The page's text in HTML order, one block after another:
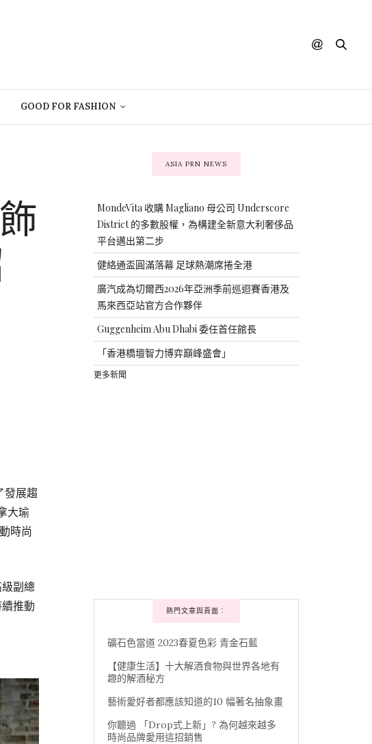
GOOD FOR FASHION
發展趨
大瑜
時尚
副總
推動
ASIA PRN NEWS
MondeVita 收購 Magliano 母公司 Underscore
District 的多數股權，為構建全新意大利奢侈品
平台邁出第二步
健絡通盃圓滿落幕 足球熱潮席捲全港
廣汽成為切爾西2026年亞洲季前巡迴賽香港及
馬來西亞站官方合作夥伴
Guggenheim Abu Dhabi 委任首任館長
「香港橋壇智力博弈巔峰盛會」
更多新聞
熱門文章與頁面︰
礦石色當道 2023春夏色彩 青金石藍
【健康生活】十大解酒食物與世界各地有
趣的解酒秘方
藝術愛好者都應該知道的10 幅著名抽象畫
你聽過 「Drop式上新」? 為何越來越多
時尚品牌愛用這招銷售